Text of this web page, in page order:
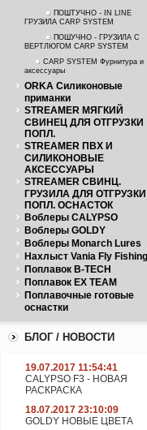
ПОШТУЧНО - IN LINE
ГРУЗИЛА CARP SYSTEM
ПОШУЧНО - ГРУЗИЛА С
ВЕРТЛЮГОМ CARP SYSTEM
CARP SYSTEM Фурнитура и
аксессуары
ORKA Силиконовые
приманки
STREAMER МЯГКИЙ
СВИНЕЦ ДЛЯ ОТГРУЗКИ
ПОПЛ.
STREAMER ПВХ И
СИЛИКОНОВЫЕ
АКСЕССУАРЫ
STREAMER СВИНЦ.
ГРУЗИЛА ДЛЯ ОТГРУЗКИ
ПОПЛ. ОСНАСТОК
Воблеры CALYPSO
Воблеры GOLDY
Воблеры Monarch Lures
Нахлыст Vania Fly Fishing
Поплавок B-TECH
Поплавок EX TEAM
Поплавочные готовые
оснастки
БЛОГ / НОВОСТИ
19.07.2017 11:54:41
CALYPSO F3 - НОВАЯ
РАСКРАСКА
18.07.2017 23:10:09
GOLDY НОВЫЕ ЦВЕТА